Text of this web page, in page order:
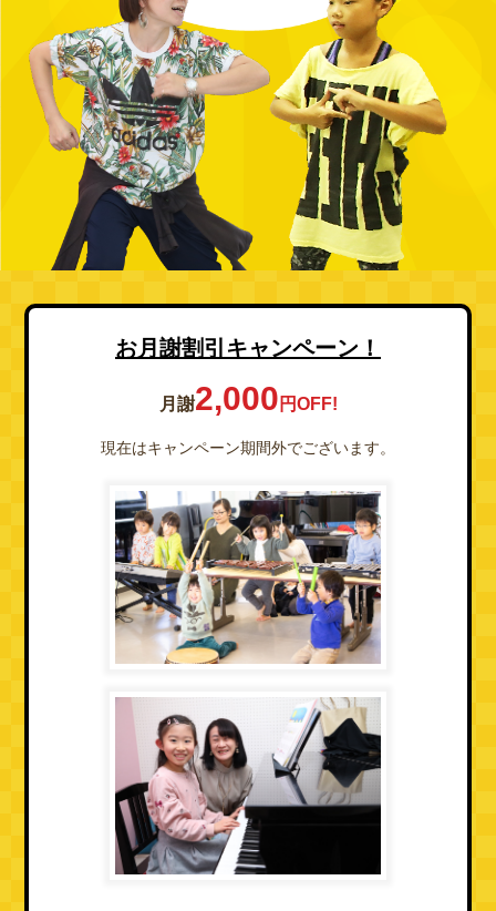
お月謝割引キャンペーン！
月謝2,000 円OFF!
現在はキャンペーン期間外でございます。